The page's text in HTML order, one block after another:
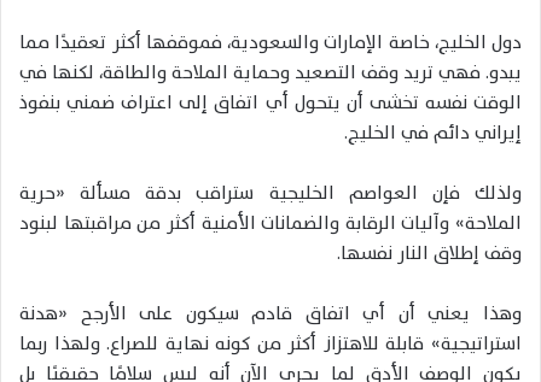
دول الخليج، خاصة الإمارات والسعودية، فموقفها أكثر تعقيدًا مما
يبدو. فهي تريد وقف التصعيد وحماية الملاحة والطاقة، لكنها في
الوقت نفسه تخشى أن يتحول أي اتفاق إلى اعتراف ضمني بنفوذ
إيراني دائم في الخليج.
ولذلك فإن العواصم الخليجية ستراقب بدقة مسألة «حرية
الملاحة» وآليات الرقابة والضمانات الأمنية أكثر من مراقبتها لبنود
وقف إطلاق النار نفسها.
وهذا يعني أن أي اتفاق قادم سيكون على الأرجح «هدنة
استراتيجية» قابلة للاهتزاز أكثر من كونه نهاية للصراع. ولهذا ربما
يكون الوصف الأدق لما يجري الآن أنه ليس سلامًا حقيقيًا بل